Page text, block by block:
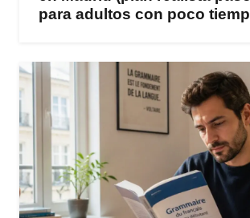
para adultos con poco